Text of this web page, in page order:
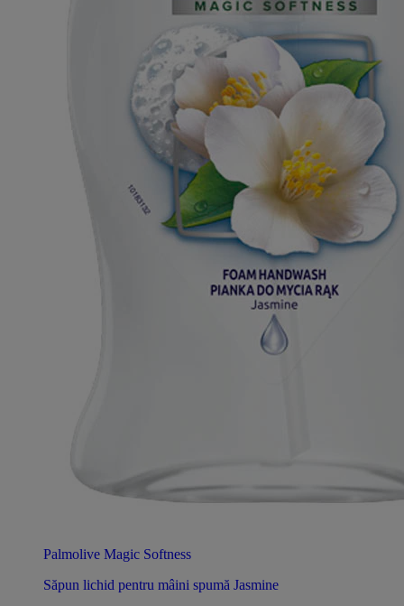
Palmolive Magic Softness
Săpun lichid pentru mâini spumă Jasmine